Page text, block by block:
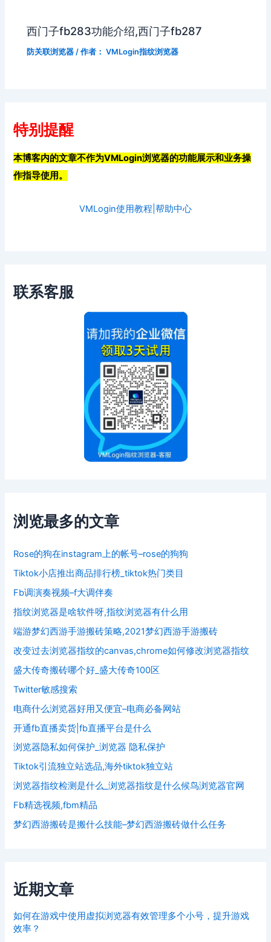
西门子fb283功能介绍,西门子fb287
防关联浏览器 / 作者： VMLogin指纹浏览器
特别提醒
本博客内的文章不作为VMLogin浏览器的功能展示和业务操
作指导使用。
VMLogin使用教程|帮助中心
联系客服
浏览最多的文章
Rose的狗在instagram上的帐号–rose的狗狗
Tiktok小店推出商品排行榜_tiktok热门类目
Fb调演奏视频–f大调伴奏
指纹浏览器是啥软件呀,指纹浏览器有什么用
端游梦幻西游手游搬砖策略,2021梦幻西游手游搬砖
改变过去浏览器指纹的canvas,chrome如何修改浏览器指纹
盛大传奇搬砖哪个好_盛大传奇100区
Twitter敏感搜索
电商什么浏览器好用又便宜–电商必备网站
开通fb直播卖货|fb直播平台是什么
浏览器隐私如何保护_浏览器 隐私保护
Tiktok引流独立站选品,海外tiktok独立站
浏览器指纹检测是什么_浏览器指纹是什么候鸟浏览器官网
Fb精选视频,fbm精品
梦幻西游搬砖是搬什么技能–梦幻西游搬砖做什么任务
近期文章
如何在游戏中使用虚拟浏览器有效管理多个小号，提升游戏
效率？